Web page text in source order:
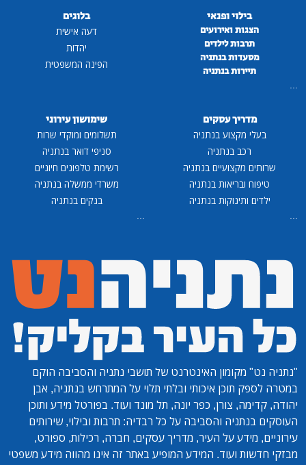
בילוי ופנאי
הצגות ואירועים
תרבות לילדים
מסעדות בנתניה
תיירות בנתניה
...
בלוגים
דעה אישית
יהדות
הפינה המשפטית
מדריך עסקים
בעלי מקצוע בנתניה
רכב בנתניה
שרותים מקצועיים בנתניה
טיפוח ובריאות בנתניה
ילדים ותינוקות בנתניה
...
שימושון עירוני
תשלומים ומוקדי שרות
סניפי דואר בנתניה
רשימת טלפונים חיוניים
משרדי ממשלה בנתניה
בנקים בנתניה
...
"נתניה נט" מקומון האינטרנט של תושבי נתניה והסביבה הוקם
במטרה לספק תוכן איכותי ובלתי תלוי על המתרחש בנתניה, אבן
יהודה, קדימה, צורן, כפר יונה, תל מונד ועוד. בפורטל מידע ותוכן
העוסקים בנתניה והסביבה על כל רבדיה: תרבות ובילוי, שירותים
עירוניים, מידע על העיר, מדריך עסקים, חברה, רכילות, ספורט,
מבזקי חדשות ועוד. המידע המופיע באתר זה אינו מהווה מידע משפטי